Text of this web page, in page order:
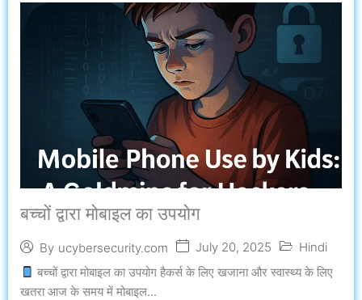
बच्चों द्वारा मोबाइल का उपयोग
By ucybersecurity.com July 20, 2025 Hindi
बच्चों द्वारा मोबाइल का उपयोग हैकर्स के लिए खजाना और स्वास्थ्य के लिए
खतरा आज के समय में मोबाइल...